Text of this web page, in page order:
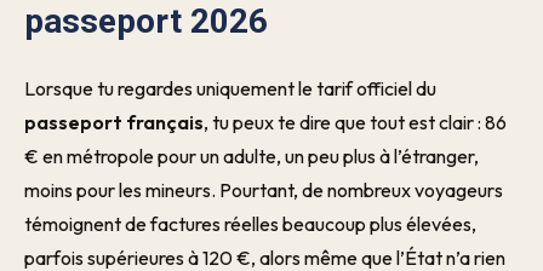
passeport 2026
Lorsque tu regardes uniquement le tarif officiel du
passeport français, tu peux te dire que tout est clair : 86
€ en métropole pour un adulte, un peu plus à l’étranger,
moins pour les mineurs. Pourtant, de nombreux voyageurs
témoignent de factures réelles beaucoup plus élevées,
parfois supérieures à 120 €, alors même que l’État n’a rien